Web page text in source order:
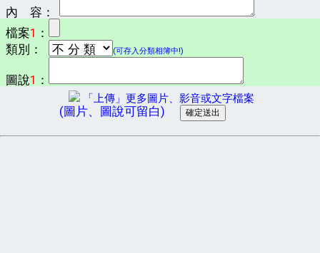
內 容：
檔案1 ：
類別：
(可存入分類相簿中!)
圖說1 ：
「上傳」更多圖片、影音或文字檔案
(圖片、圖說可留白)